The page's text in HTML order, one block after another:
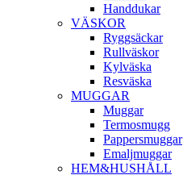
Handdukar
VÄSKOR
Ryggsäckar
Rullväskor
Kylväska
Resväska
MUGGAR
Muggar
Termosmugg
Pappersmuggar
Emaljmuggar
HEM&HUSHÅLL